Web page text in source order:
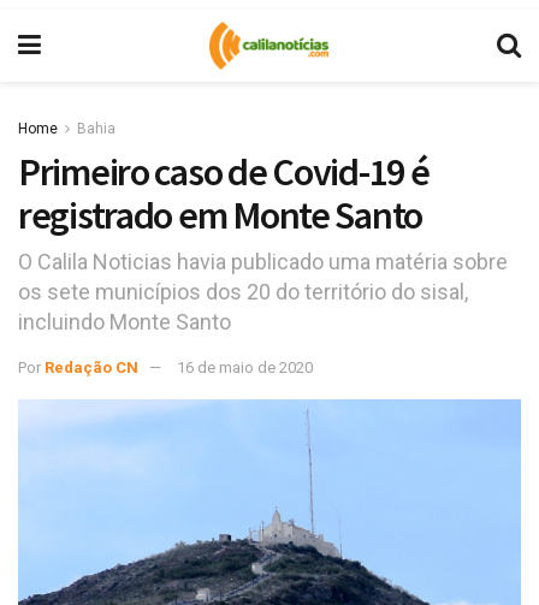
Home Bahia
Primeiro caso de Covid-19 é
registrado em Monte Santo
O Calila Noticias havia publicado uma matéria sobre
os sete municípios dos 20 do território do sisal,
incluindo Monte Santo
Por Redação CN 16 de maio de 2020